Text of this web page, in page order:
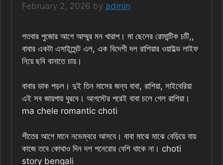
February 2, 2026 by admin
গতবার পুজোর আগে আম্মুর মন খারাপ। মা ছেলের রোমান্টিক চটি,,
বাবার একটা এসাইন্মেন্ট এল, এক বিদেশী দল রাশিয়ার ওয়াইল্ড লাইফ
নিয়ে ছবি বানাতে চায়।
বাবার ডাক পড়ল। দুই তিন মাসের জন্য বাবা, রাশিয়া, সাইবেরিয়া
এই সব জায়গায় ঘুরবে। আগস্টের পরেই বাবা চলে গেল রাশিয়া।
ma chele romantic choti
শীতের আগে মানে নভেম্বরে আসবে। বাবা মাঝে মাঝে বেড়িয়ে যায়
কাজে তবে কোথাও দিন দশ পনেরোর বেশি থাকে না। choti
story bengali